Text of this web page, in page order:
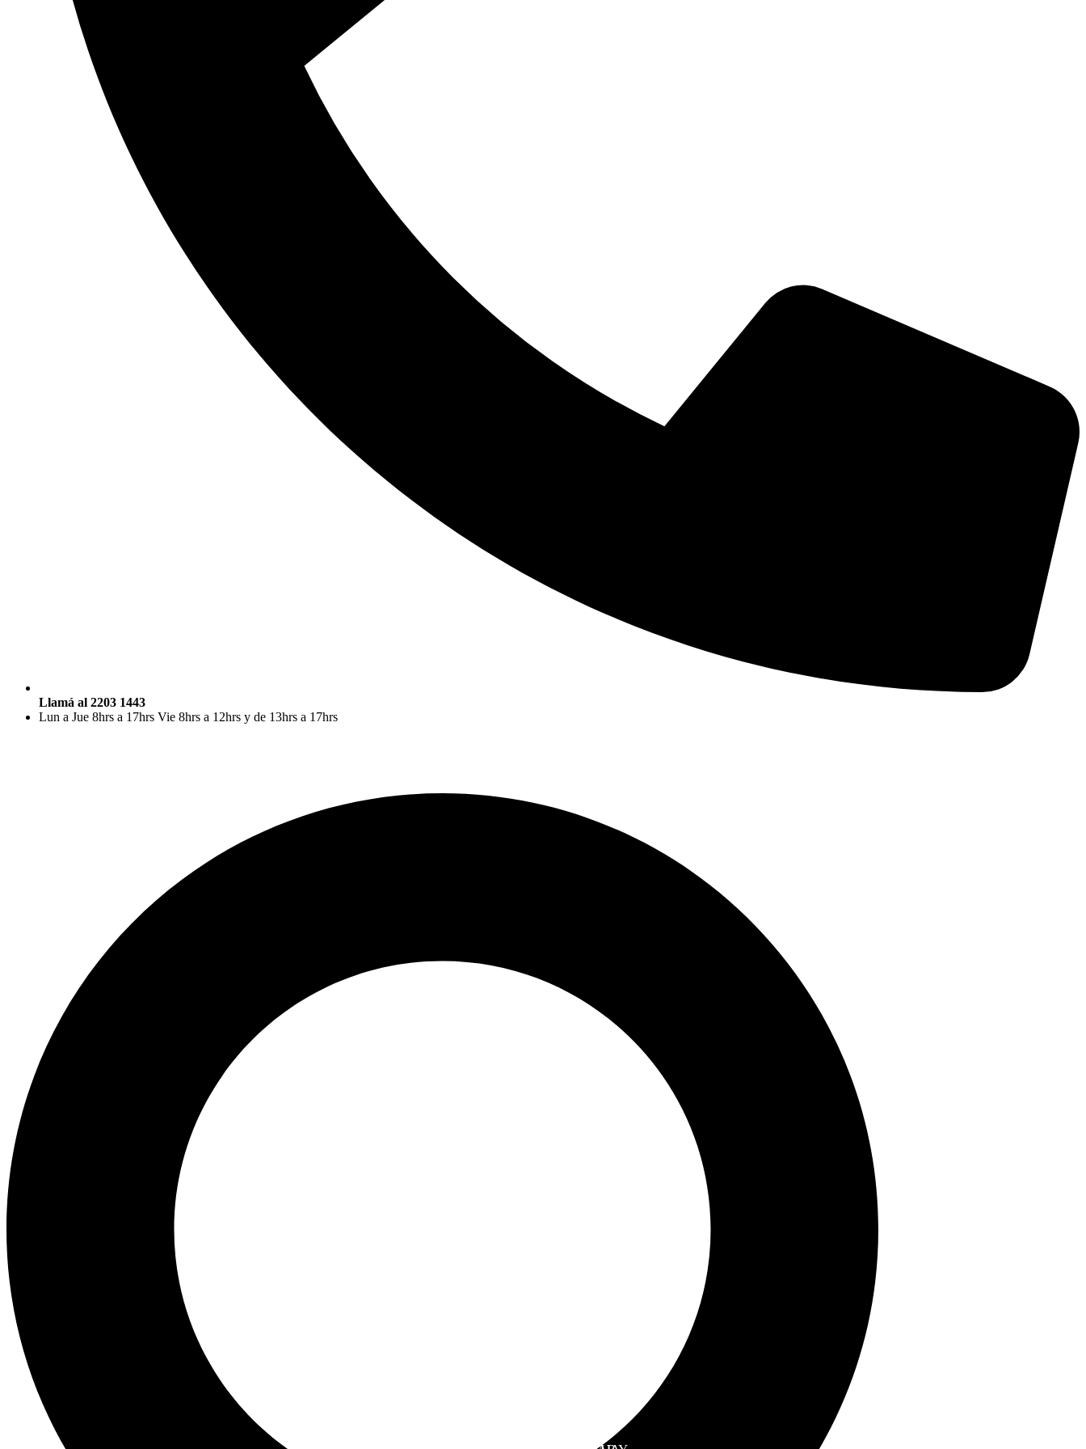
Llamá al 2203 1443
Lun a Jue 8hrs a 17hrs Vie 8hrs a 12hrs y de 13hrs a 17hrs